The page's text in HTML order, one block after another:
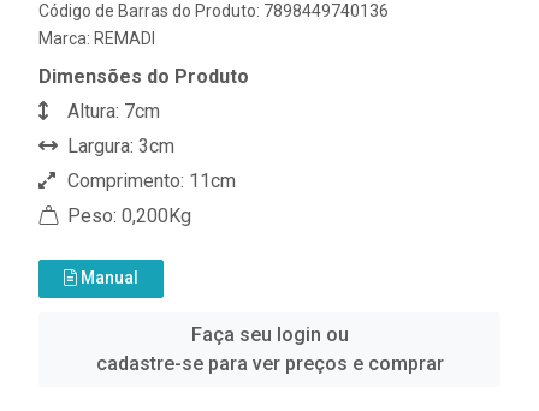
Código de Barras do Produto: 7898449740136
Marca: REMADI
Dimensões do Produto
Altura: 7cm
Largura: 3cm
Comprimento: 11cm
Peso: 0,200Kg
Manual
Faça seu login ou
cadastre-se para ver preços e comprar